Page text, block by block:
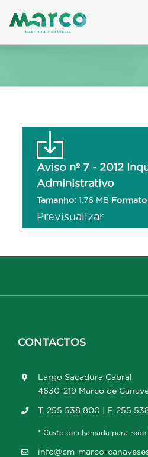
to
Aviso nº 7 - 2012
Administrativo
Tamanho: 1.76 MB Formato
Previsualizar
CONTACTOS
Largo Sacadura Cabral
4630-219 Marco de
T. 255 538 800 | F. 255
* Custo de chamada para rede
info@cm-marco-